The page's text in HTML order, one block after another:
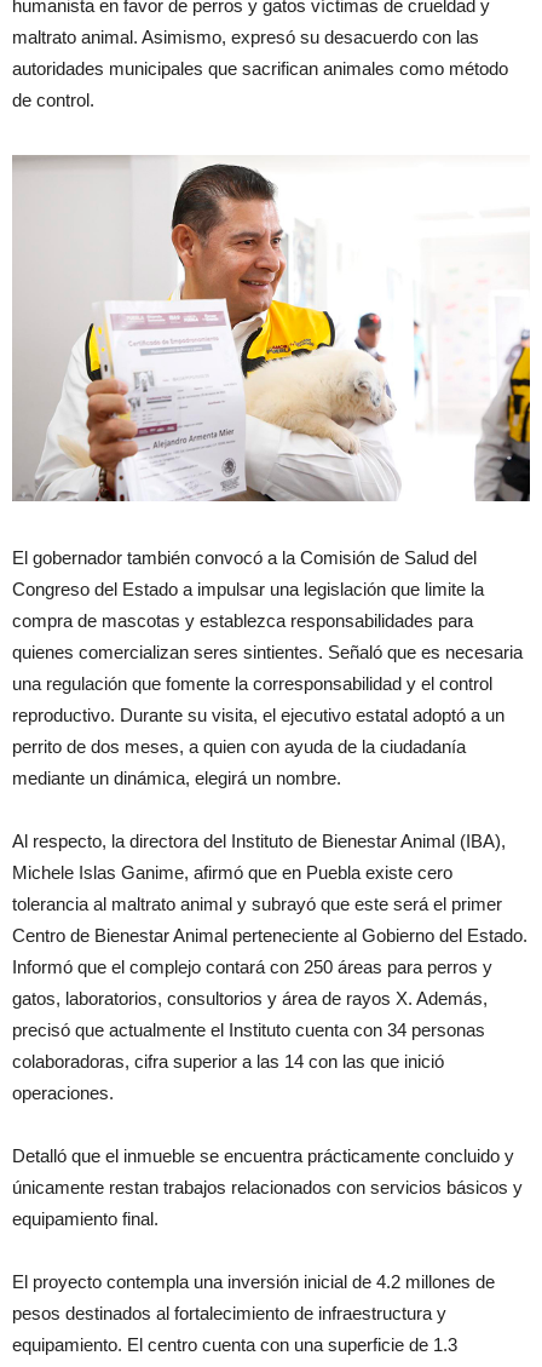
humanista en favor de perros y gatos víctimas de crueldad y
maltrato animal. Asimismo, expresó su desacuerdo con las
autoridades municipales que sacrifican animales como método
de control.
El gobernador también convocó a la Comisión de Salud del
Congreso del Estado a impulsar una legislación que limite la
compra de mascotas y establezca responsabilidades para
quienes comercializan seres sintientes. Señaló que es necesaria
una regulación que fomente la corresponsabilidad y el control
reproductivo. Durante su visita, el ejecutivo estatal adoptó a un
perrito de dos meses, a quien con ayuda de la ciudadanía
mediante un dinámica, elegirá un nombre.
Al respecto, la directora del Instituto de Bienestar Animal (IBA),
Michele Islas Ganime, afirmó que en Puebla existe cero
tolerancia al maltrato animal y subrayó que este será el primer
Centro de Bienestar Animal perteneciente al Gobierno del Estado.
Informó que el complejo contará con 250 áreas para perros y
gatos, laboratorios, consultorios y área de rayos X. Además,
precisó que actualmente el Instituto cuenta con 34 personas
colaboradoras, cifra superior a las 14 con las que inició
operaciones.
Detalló que el inmueble se encuentra prácticamente concluido y
únicamente restan trabajos relacionados con servicios básicos y
equipamiento final.
El proyecto contempla una inversión inicial de 4.2 millones de
pesos destinados al fortalecimiento de infraestructura y
equipamiento. El centro cuenta con una superficie de 1.3